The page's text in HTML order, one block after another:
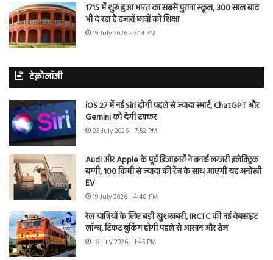
1715 में शुरू हुआ भारत का सबसे पुराना स्कूल, 300 साल बाद
भी दे रहा है हजारों छात्रों को शिक्षा
19 July 2026 - 7:14 PM
टेक्नोलॉजी
iOS 27 में नई Siri होगी पहले से ज्यादा स्मार्ट, ChatGPT और
Gemini को देगी टक्कर
25 July 2026 - 7:52 PM
Audi और Apple के पूर्व डिजाइनरों ने बनाई लग्जरी इलेक्ट्रिक
बग्गी, 100 किमी से ज्यादा की रेंज के साथ आएगी यह अनोखी
EV
19 July 2026 - 4:48 PM
रेल यात्रियों के लिए बड़ी खुशखबरी, IRCTC की नई वेबसाइट
लॉन्च, टिकट बुकिंग होगी पहले से आसान और तेज
16 July 2026 - 1:45 PM